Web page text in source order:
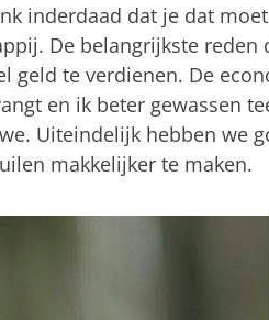
inderdaad dat je dat
De belangrijkste reden
geld te verdienen. De
en ik beter gewassen
Uiteindelijk hebben we
makkelijker te maken.